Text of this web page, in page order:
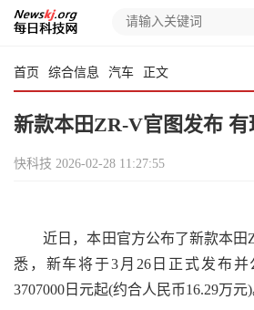
首页 综合信息 汽车 正文
新款本田ZR-V官图发布
快科技 2026-02-28 11:27:55
近日，本田官方公布了新款本田
悉，新车将于3月26日正式发布
3707000日元起(约合人民币16.29万元)